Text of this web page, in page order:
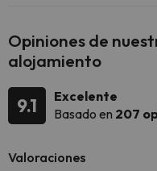
Opiniones de
alojamiento
9.1
Excelente
Basado en 207